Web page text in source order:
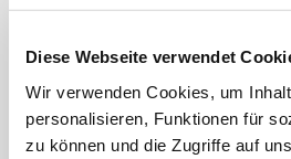
Diese Webseite verwendet
Wir verwenden Cookies, um
personalisieren, Funktionen für
zu können und die Zugriffe auf
REISEZEITRAUM